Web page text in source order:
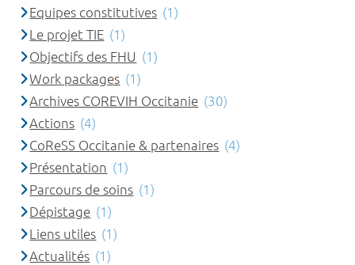
Equipes constitutives (1)
Le projet TIE (1)
Objectifs des FHU (1)
Work packages (1)
Archives COREVIH Occitanie (30)
Actions (4)
CoReSS Occitanie & partenaires (4)
Présentation (1)
Parcours de soins (1)
Dépistage (1)
Liens utiles (1)
Actualités (1)